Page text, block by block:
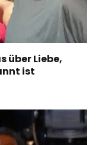
über Liebe,
ist